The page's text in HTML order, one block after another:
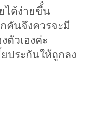
ได้ง่ายขึ้น
คันจึงควรจะมี
ตัวเองค่ะ
ประกันให้ถูกลง